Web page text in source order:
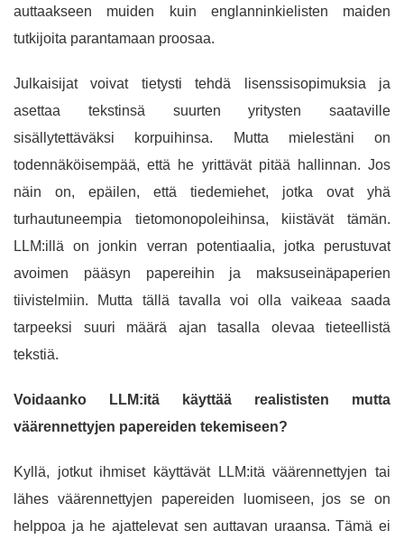
auttaakseen muiden kuin englanninkielisten maiden
tutkijoita parantamaan proosaa.
Julkaisijat voivat tietysti tehdä lisenssisopimuksia ja
asettaa tekstinsä suurten yritysten saataville
sisällytettäväksi korpuihinsa. Mutta mielestäni on
todennäköisempää, että he yrittävät pitää hallinnan. Jos
näin on, epäilen, että tiedemiehet, jotka ovat yhä
turhautuneempia tietomonopoleihinsa, kiistävät tämän.
LLM:illä on jonkin verran potentiaalia, jotka perustuvat
avoimen pääsyn papereihin ja maksuseinäpaperien
tiivistelmiin. Mutta tällä tavalla voi olla vaikeaa saada
tarpeeksi suuri määrä ajan tasalla olevaa tieteellistä
tekstiä.
Voidaanko LLM:itä käyttää realististen mutta
väärennettyjen papereiden tekemiseen?
Kyllä, jotkut ihmiset käyttävät LLM:itä väärennettyjen tai
lähes väärennettyjen papereiden luomiseen, jos se on
helppoa ja he ajattelevat sen auttavan uraansa. Tämä ei